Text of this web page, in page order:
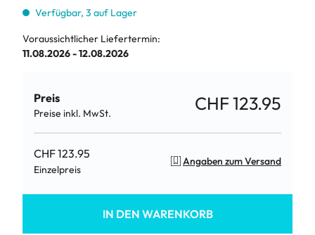
Verfügbar, 3 auf Lager
Voraussichtlicher Liefertermin:
11.08.2026 - 12.08.2026
Preis
Preise inkl. MwSt. CHF 123.95
CHF 123.95
Einzelpreis
Angaben zum Versand
IN DEN WARENKORB